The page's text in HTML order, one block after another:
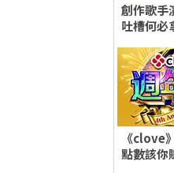
創作歌手
吐槽何必
《clove
點數該